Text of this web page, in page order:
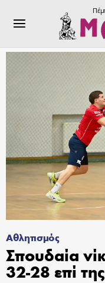
Αθλητισμός
Σπουδαία
32-28 επί